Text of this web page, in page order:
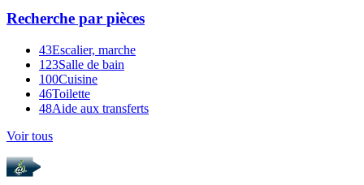
Recherche par pièces
43Escalier, marche
123Salle de bain
100Cuisine
46Toilette
48Aide aux transferts
Voir tous